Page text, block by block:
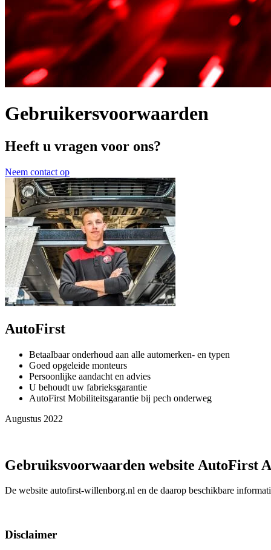
Gebruikersvoorwaarden
Heeft u vragen voor ons?
Neem contact op
AutoFirst
Betaalbaar onderhoud aan alle automerken- en typen
Goed opgeleide monteurs
Persoonlijke aandacht en advies
U behoudt uw fabrieksgarantie
AutoFirst Mobiliteitsgarantie bij pech onderweg
Augustus 2022
Gebruiksvoorwaarden website AutoFirst
De website autofirst-willenborg.nl en de daarop beschikbare
Disclaimer